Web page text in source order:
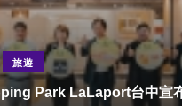
旅遊
Park LaLaport台中宣